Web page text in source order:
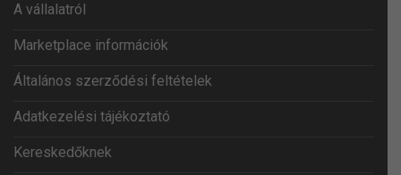
A vállalatról
Marketplace információk
Általános szerződési feltételek
Adatkezelési tájékoztató
Kereskedőknek